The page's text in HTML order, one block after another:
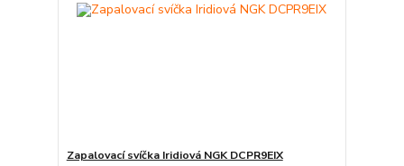
Zapalovací svíčka Iridiová NGK DCPR9EIX